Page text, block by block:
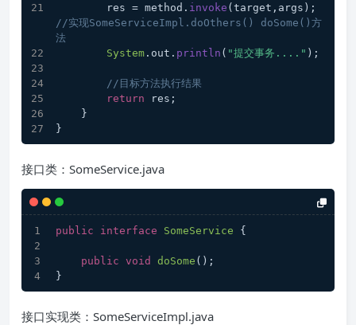
        res = method.
invoke
//实现SomeServiceImpl.doOthers() doSome()方
法
System . out . println ( "提交事务...." );
//目标方法执行结果
return res;
    }
}
接口类：SomeService.java
public interface SomeService {
public void doSome ( ) ;
}
接口实现类：SomeServiceImpl.java